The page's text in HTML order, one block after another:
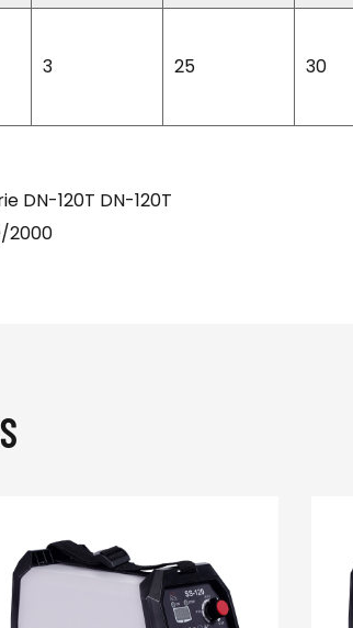
3 25 30
DN-120T DN-120T
2000